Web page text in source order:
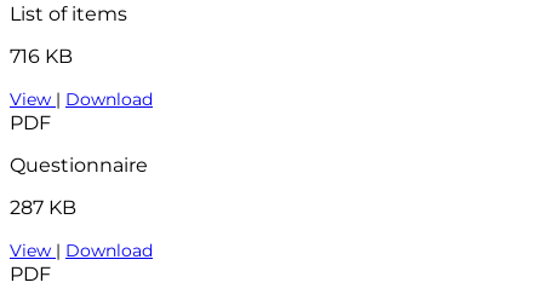
List of items
716 KB
View | Download
PDF
Questionnaire
287 KB
View | Download
PDF